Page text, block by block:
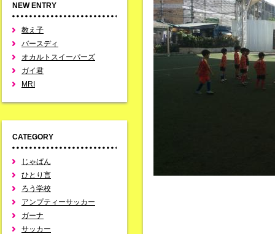
NEW ENTRY
教え子
バースディ
オカルトスイーパーズ
ガイ君
MRI
CATEGORY
じゃぱん
ひとり言
ろう学校
アンプティーサッカー
ガーナ
サッカー